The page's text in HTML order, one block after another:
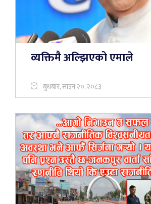
व्यक्तिमै अल्झिएको एमाले
बुधबार, साउन २०, २०८३